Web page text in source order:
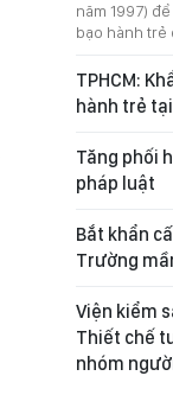
năm 1997)
bạo hành trẻ
TPHCM:
hành trẻ
Tăng phối
pháp luật
Bắt khẩn
Trường
Viện kiểm
Thiết chế
nhóm